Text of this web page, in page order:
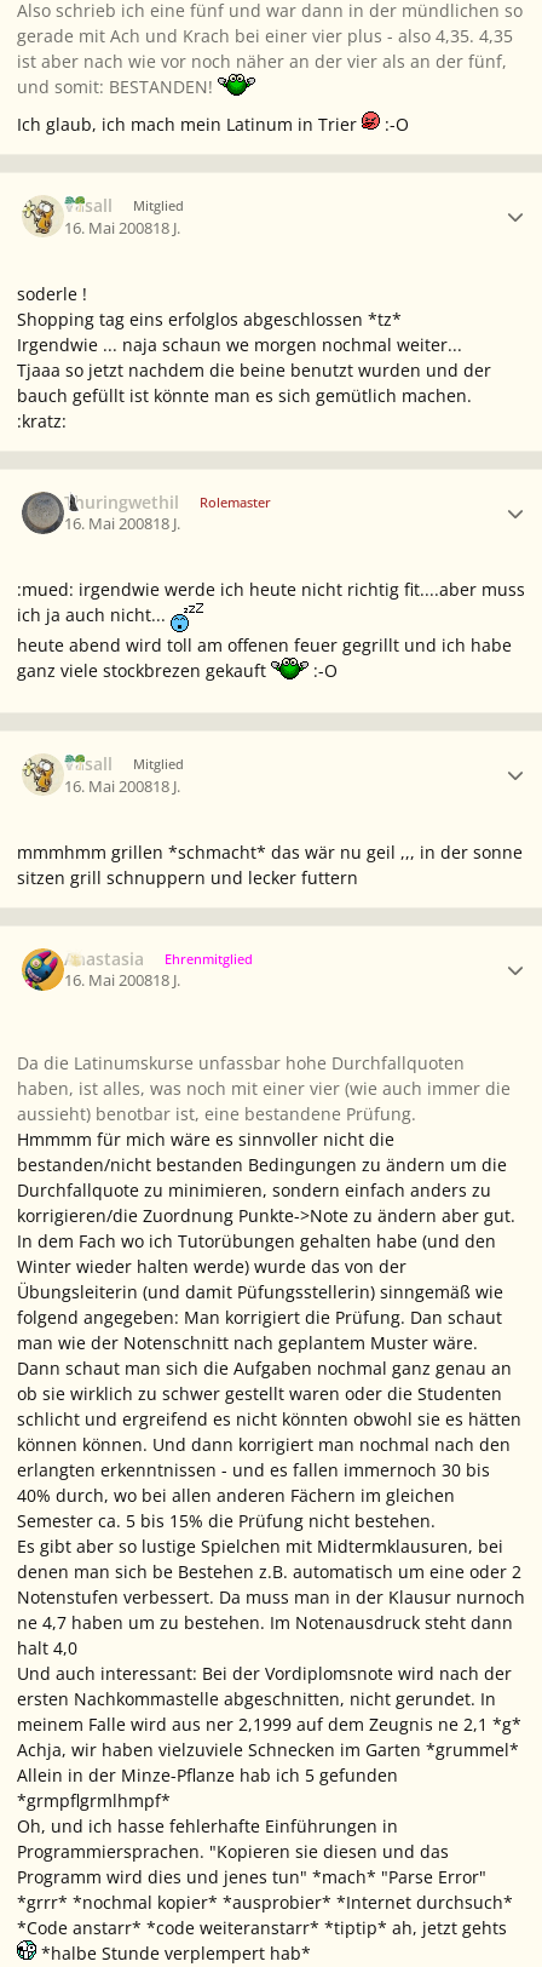
Also schrieb ich eine fünf und war dann in der mündlichen so
gerade mit Ach und Krach bei einer vier plus - also 4,35. 4,35
ist aber nach wie vor noch näher an der vier als an der fünf,
und somit: BESTANDEN!
Ich glaub, ich mach mein Latinum in Trier
:-O
Vasall Mitglied
16. Mai 200818 J.
soderle !
Shopping tag eins erfolglos abgeschlossen *tz*
Irgendwie ... naja schaun we morgen nochmal weiter...
Tjaaa so jetzt nachdem die beine benutzt wurden und der
bauch gefüllt ist könnte man es sich gemütlich machen.
:kratz:
Thuringwethil Rolemaster
16. Mai 200818 J.
:mued: irgendwie werde ich heute nicht richtig fit....aber muss
ich ja auch nicht...
heute abend wird toll am offenen feuer gegrillt und ich habe
ganz viele stockbrezen gekauft
:-O
Vasall Mitglied
16. Mai 200818 J.
mmmhmm grillen *schmacht* das wär nu geil ,,, in der sonne
sitzen grill schnuppern und lecker futtern
Anastasia Ehrenmitglied
16. Mai 200818 J.
Da die Latinumskurse unfassbar hohe Durchfallquoten
haben, ist alles, was noch mit einer vier (wie auch immer die
aussieht) benotbar ist, eine bestandene Prüfung.
Hmmmm für mich wäre es sinnvoller nicht die
bestanden/nicht bestanden Bedingungen zu ändern um die
Durchfallquote zu minimieren, sondern einfach anders zu
korrigieren/die Zuordnung Punkte->Note zu ändern aber gut.
In dem Fach wo ich Tutorübungen gehalten habe (und den
Winter wieder halten werde) wurde das von der
Übungsleiterin (und damit Püfungsstellerin) sinngemäß wie
folgend angegeben: Man korrigiert die Prüfung. Dan schaut
man wie der Notenschnitt nach geplantem Muster wäre.
Dann schaut man sich die Aufgaben nochmal ganz genau an
ob sie wirklich zu schwer gestellt waren oder die Studenten
schlicht und ergreifend es nicht könnten obwohl sie es hätten
können können. Und dann korrigiert man nochmal nach den
erlangten erkenntnissen - und es fallen immernoch 30 bis
40% durch, wo bei allen anderen Fächern im gleichen
Semester ca. 5 bis 15% die Prüfung nicht bestehen.
Es gibt aber so lustige Spielchen mit Midtermklausuren, bei
denen man sich be Bestehen z.B. automatisch um eine oder 2
Notenstufen verbessert. Da muss man in der Klausur nurnoch
ne 4,7 haben um zu bestehen. Im Notenausdruck steht dann
halt 4,0
Und auch interessant: Bei der Vordiplomsnote wird nach der
ersten Nachkommastelle abgeschnitten, nicht gerundet. In
meinem Falle wird aus ner 2,1999 auf dem Zeugnis ne 2,1 *g*
Achja, wir haben vielzuviele Schnecken im Garten *grummel*
Allein in der Minze-Pflanze hab ich 5 gefunden
*grmpflgrmlhmpf*
Oh, und ich hasse fehlerhafte Einführungen in
Programmiersprachen. "Kopieren sie diesen und das
Programm wird dies und jenes tun" *mach* "Parse Error"
*grrr* *nochmal kopier* *ausprobier* *Internet durchsuch*
*Code anstarr* *code weiteranstarr* *tiptip* ah, jetzt gehts
*halbe Stunde verplempert hab*